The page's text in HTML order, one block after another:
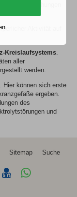
Voruntersuchungen
Aktivität auf
Kreislaufsystems.
aller
werden.
Hier können sich erste
ergeben.
des
und
Sitemap Suche
vCard
speichern